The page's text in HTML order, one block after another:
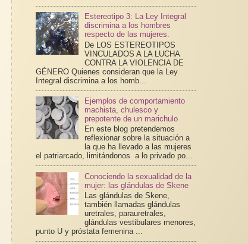
Estereotipo 3: La Ley Integral
discrimina a los hombres
respecto de las mujeres.
De LOS ESTEREOTIPOS
VINCULADOS A LA LUCHA
CONTRA LA VIOLENCIA DE
GÉNERO Quienes consideran que la Ley
Integral discrimina a los homb...
Ejemplos de comportamiento
machista, chulesco y
prepotente de un marichulo
En este blog pretendemos
reflexionar sobre la situación a
la que ha llevado a las mujeres
el patriarcado, limitándonos a lo privado po...
Conociendo la sexualidad de la
mujer: las glándulas de Skene
Las glándulas de Skene,
también llamadas glándulas
uretrales, parauretrales,
glándulas vestibulares menores,
punto U y próstata femenina ...